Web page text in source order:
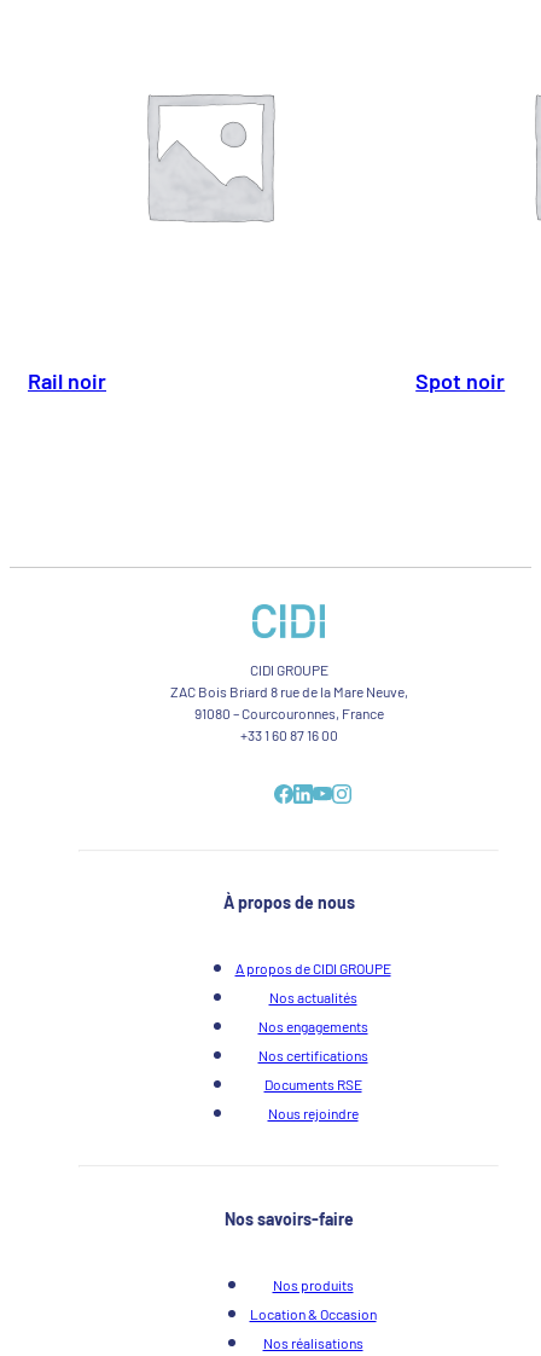
Rail noir Spot noir
CIDI GROUPE
ZAC Bois Briard 8 rue de la Mare Neuve,
91080 – Courcouronnes, France
+33 1 60 87 16 00
À propos de nous
A propos de CIDI GROUPE
Nos actualités
Nos engagements
Nos certifications
Documents RSE
Nous rejoindre
Nos savoirs-faire
Nos produits
Location & Occasion
Nos réalisations